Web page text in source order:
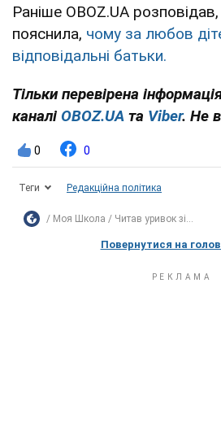
Раніше OBOZ.UA
пояснила, чому за любов
відповідальні батьки.
Тільки перевірена
каналі OBOZ.UA та Viber. Не
0 0
Теги Редакційна політика
Моя Школа Читав уривок зі...
Повернутися на